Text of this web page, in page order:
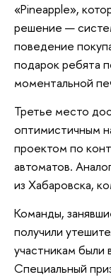
«Pineapple»,
решение —
поведение
подарок ребята
моментальной
Третье место
оптимистичным
проектом по
автоматов.
из Хабаровска,
Команды,
получили
участникам были
Специальный